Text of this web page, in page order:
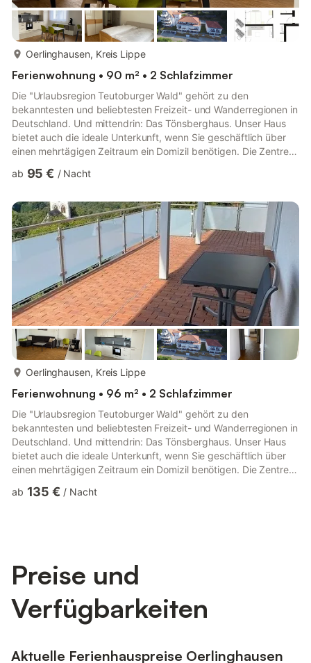
Oerlinghausen, Kreis Lippe
Ferienwohnung • 90 m² • 2 Schlafzimmer
Die "Urlaubsregion Teutoburger Wald" gehört zu den
bekanntesten und beliebtesten Freizeit- und Wanderregionen in
Deutschland. Und mittendrin: Das Tönsberghaus. Unser Haus
bietet auch die ideale Unterkunft, wenn Sie geschäftlich über
einen mehrtägigen Zeitraum ein Domizil benötigen. Die Zentren
Sehenswürdigkeiten sind in wenigen Autominuten erreichbar.
(den wir aus dem Boden gewonnen haben), hellem Außenputz,
ziegelroten Dächern sowie natursteinähnlichen Bodenfliesen
un...
ab 95 € / Nacht
Oerlinghausen, Kreis Lippe
Ferienwohnung • 96 m² • 2 Schlafzimmer
Die "Urlaubsregion Teutoburger Wald" gehört zu den
bekanntesten und beliebtesten Freizeit- und Wanderregionen in
Deutschland. Und mittendrin: Das Tönsberghaus. Unser Haus
bietet auch die ideale Unterkunft, wenn Sie geschäftlich über
einen mehrtägigen Zeitraum ein Domizil benötigen. Die Zentren
Sehenswürdigkeiten sind in wenigen Autominuten erreichbar.
ab 135 € / Nacht
Preise und
Verfügbarkeiten
Aktuelle Ferienhauspreise Oerlinghausen